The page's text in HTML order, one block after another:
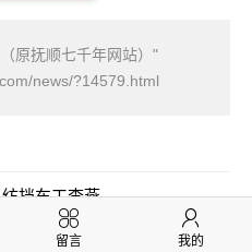
原抚顺七千年网站）"
news/?14579.html
挡车工李燕
留言 我的